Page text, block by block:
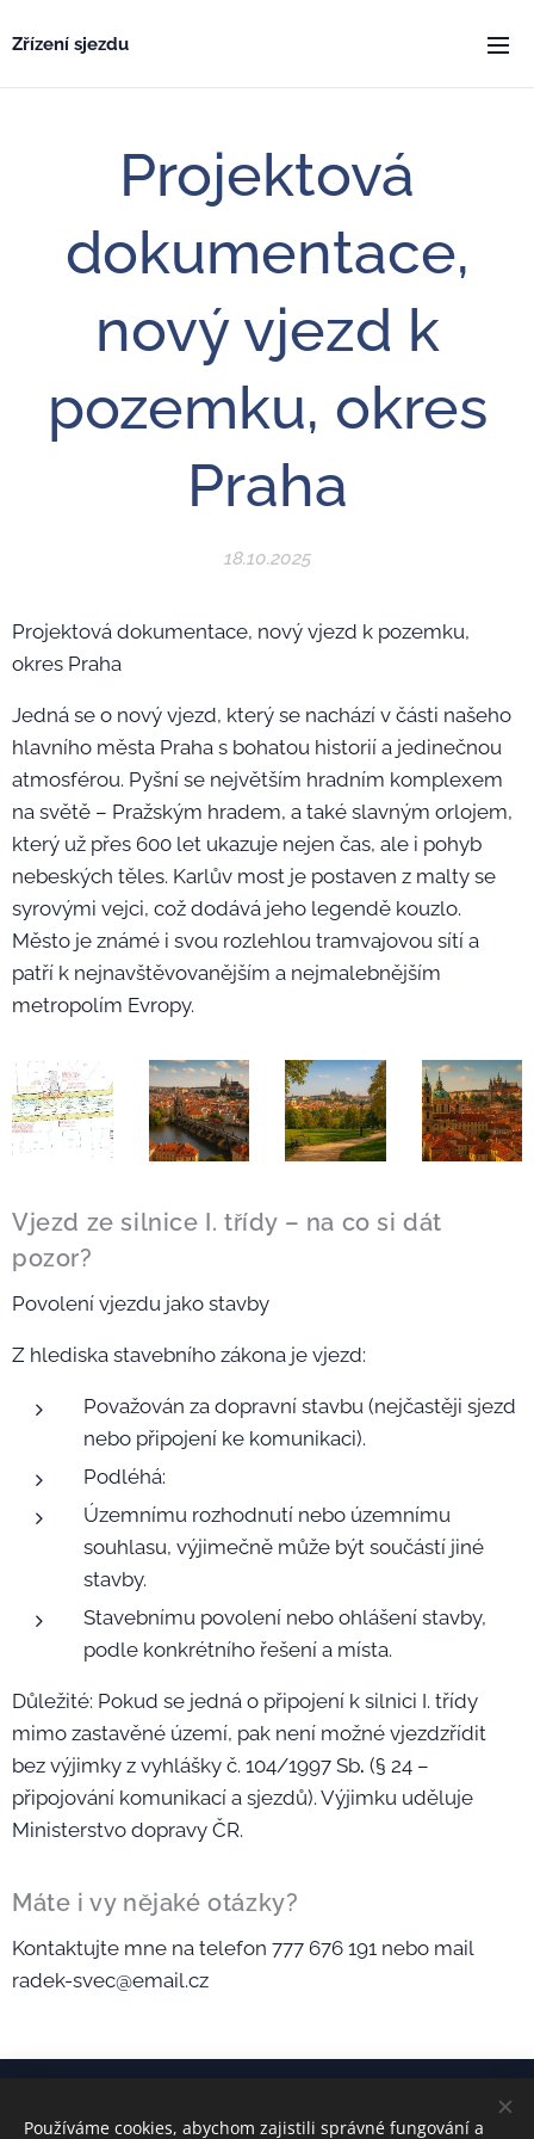
Zřízení sjezdu
Projektová
dokumentace,
nový vjezd k
pozemku, okres
Praha
18.10.2025
Projektová dokumentace, nový vjezd k pozemku,
okres Praha
Jedná se o nový vjezd, který se nachází v části našeho
hlavního města Praha s bohatou historií a jedinečnou
atmosférou. Pyšní se největším hradním komplexem
na světě – Pražským hradem, a také slavným orlojem,
který už přes 600 let ukazuje nejen čas, ale i pohyb
nebeských těles. Karlův most je postaven z malty se
syrovými vejci, což dodává jeho legendě kouzlo.
Město je známé i svou rozlehlou tramvajovou sítí a
patří k nejnavštěvovanějším a nejmalebnějším
metropolím Evropy.
Vjezd ze silnice I. třídy – na co si dát
pozor?
Povolení vjezdu jako stavby
Z hlediska stavebního zákona je vjezd:
Považován za dopravní stavbu (nejčastěji sjezd
nebo připojení ke komunikaci).
Podléhá:
Územnímu rozhodnutí nebo územnímu
souhlasu, výjimečně může být součástí jiné
stavby.
Stavebnímu povolení nebo ohlášení stavby,
podle konkrétního řešení a místa.
Důležité: Pokud se jedná o připojení k silnici I. třídy
mimo zastavěné území, pak není možné vjezdzřídit
bez výjimky z vyhlášky č. 104/1997 Sb. (§ 24 –
připojování komunikací a sjezdů). Výjimku uděluje
Ministerstvo dopravy ČR.
Máte i vy nějaké otázky?
Kontaktujte mne na telefon 777 676 191 nebo mail
radek-svec@email.cz
Používáme cookies, abychom zajistili správné fungování a